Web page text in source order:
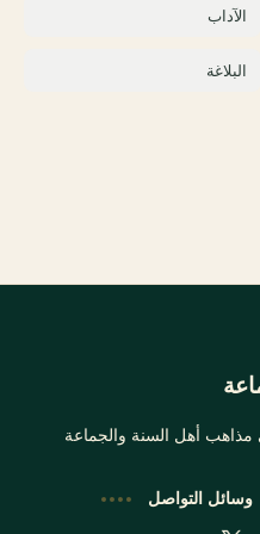
مذاهب أهل السنة والجماعة
وسائل التواصل